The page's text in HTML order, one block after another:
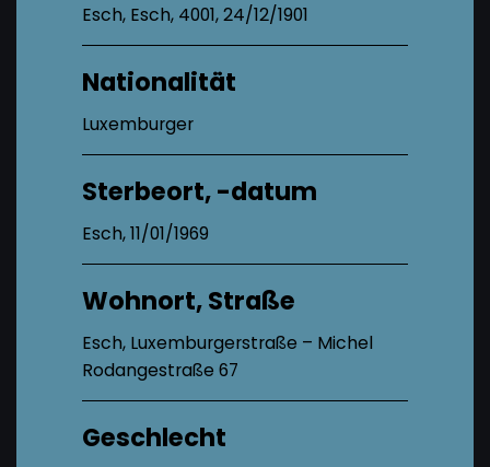
Esch, Esch, 4001, 24/12/1901
Nationalität
Luxemburger
Sterbeort, -datum
Esch, 11/01/1969
Wohnort, Straße
Esch, Luxemburgerstraße – Michel
Rodangestraße 67
Geschlecht